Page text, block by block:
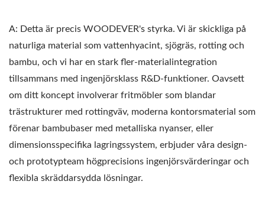
A: Detta är precis WOODEVER's styrka. Vi är skickliga på
naturliga material som vattenhyacint, sjögräs, rotting och
bambu, och vi har en stark fler-materialintegration
tillsammans med ingenjörsklass R&D-funktioner. Oavsett
om ditt koncept involverar fritmöbler som blandar
trästrukturer med rottingväv, moderna kontorsmaterial som
förenar bambubaser med metalliska nyanser, eller
dimensionsspecifika lagringssystem, erbjuder våra design-
och prototypteam högprecisions ingenjörsvärderingar och
flexibla skräddarsydda lösningar.